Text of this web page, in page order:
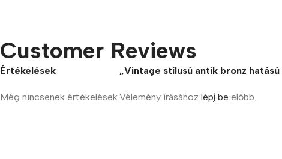
Customer Reviews
Értékelések
Még nincsenek értékelések.
„Vintage stílusú antik bronz
Vélemény írásához lépj be előbb.